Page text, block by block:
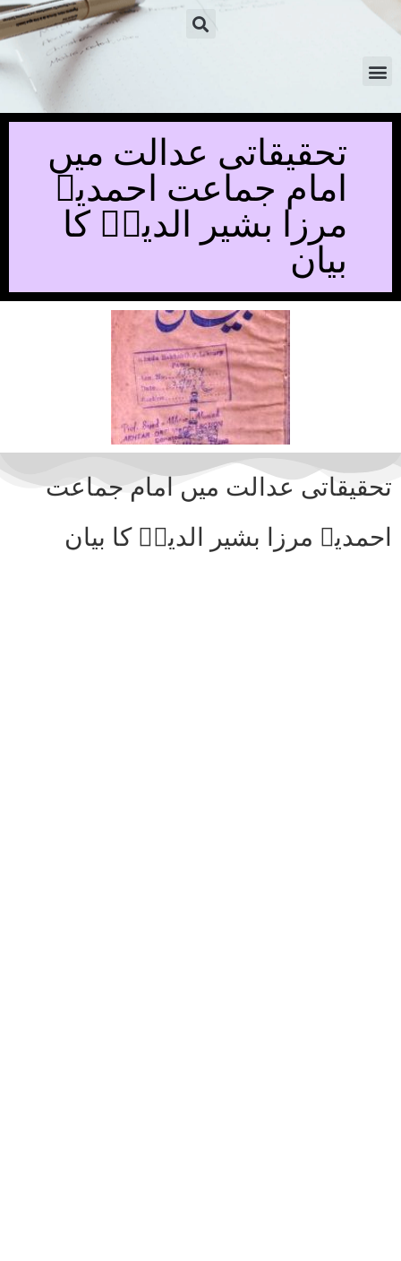
تحقیقاتی عدالت میں
امام جماعت احمدیہ
مرزا بشیر الدینؓ کا
بیان
تحقیقاتی عدالت میں امام جماعت
احمدیہ مرزا بشیر الدینؓ کا بیان